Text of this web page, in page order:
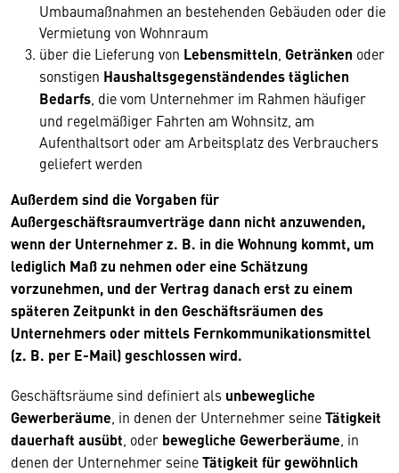
Umbaumaßnahmen an bestehenden Gebäuden oder die
Vermietung von Wohnraum
über die Lieferung von Lebensmitteln Getränken oder
sonstigen Haushaltsgegenständendes täglichen
Bedarfs , die vom Unternehmer im Rahmen häufiger
und regelmäßiger Fahrten am Wohnsitz, am
Aufenthaltsort oder am Arbeitsplatz des Verbrauchers
geliefert werden
Außerdem sind die Vorgaben für
Außergeschäftsraumverträge dann nicht anzuwenden,
wenn der Unternehmer z. B. in die Wohnung kommt, um
lediglich Maß zu nehmen oder eine Schätzung
vorzunehmen, und der Vertrag danach erst zu einem
späteren Zeitpunkt in den Geschäftsräumen des
Unternehmers oder mittels Fernkommunikationsmittel
(z. B. per E-Mail) geschlossen wird.
Geschäftsräume sind definiert als unbewegliche
Gewerberäume , in denen der Unternehmer seineTätigkeit
dauerhaft ausübt , oder bewegliche Gewerberäume , in
denen der Unternehmer seineTätigkeit für gewöhnlich